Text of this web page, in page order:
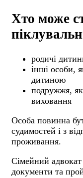
Хто може
родичі
інші особи,
дитиною
подружжя,
виховання
Особа повинна
судимостей і з
проживання.
Сімейний адвокат
документи та